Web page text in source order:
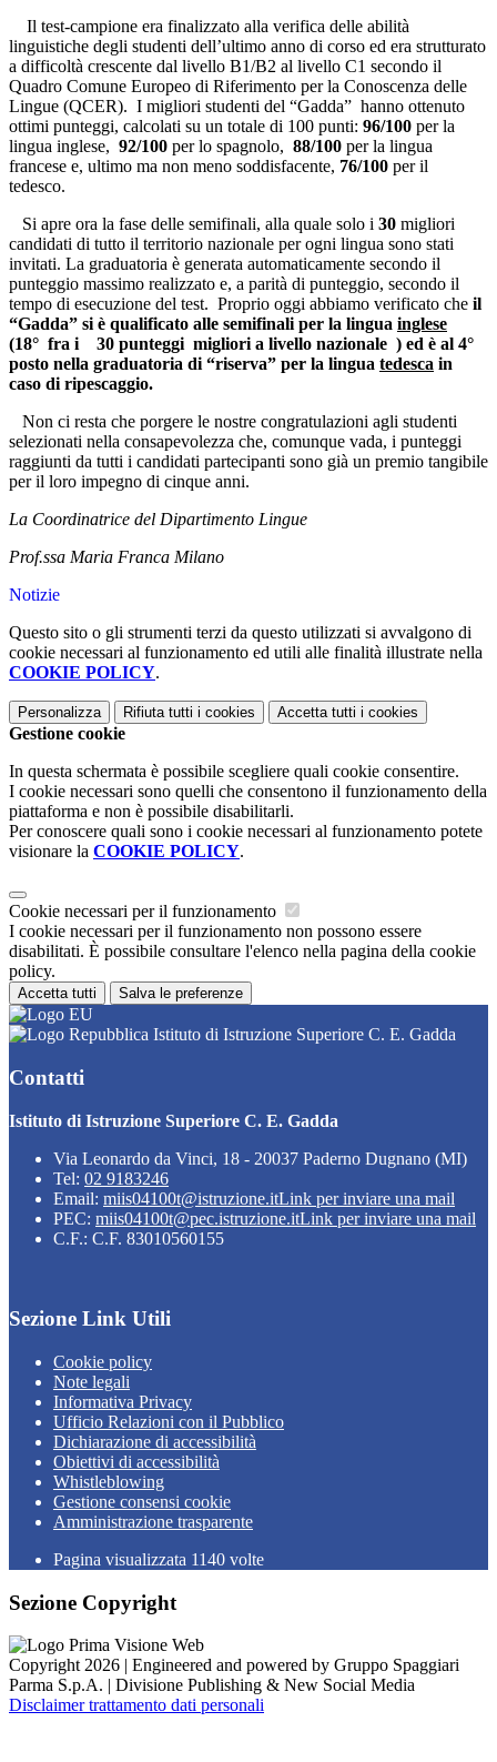
Il test-campione era finalizzato alla verifica delle abilità
linguistiche degli studenti dell’ultimo anno di corso ed era strutturato
a difficoltà crescente dal livello B1/B2 al livello C1 secondo il
Quadro Comune Europeo di Riferimento per la Conoscenza delle
Lingue (QCER). I migliori studenti del “Gadda” hanno ottenuto
ottimi punteggi, calcolati su un totale di 100 punti: 96/100 per la
lingua inglese, 92/100 per lo spagnolo, 88/100 per la lingua
francese e, ultimo ma non meno soddisfacente, 76/100 per il
tedesco.
Si apre ora la fase delle semifinali, alla quale solo i 30 migliori
candidati di tutto il territorio nazionale per ogni lingua sono stati
invitati. La graduatoria è generata automaticamente secondo il
punteggio massimo realizzato e, a parità di punteggio, secondo il
tempo di esecuzione del test. Proprio oggi abbiamo verificato che il
“Gadda” si è qualificato alle semifinali per la lingua inglese
(18° fra i 30 punteggi migliori a livello nazionale ) ed è al 4°
posto nella graduatoria di “riserva” per la lingua tedesca in
caso di ripescaggio.
Non ci resta che porgere le nostre congratulazioni agli studenti
selezionati nella consapevolezza che, comunque vada, i punteggi
raggiunti da tutti i candidati partecipanti sono già un premio tangibile
per il loro impegno di cinque anni.
La Coordinatrice del Dipartimento Lingue
Prof.ssa Maria Franca Milano
Notizie
Questo sito o gli strumenti terzi da questo utilizzati si avvalgono di
cookie necessari al funzionamento ed utili alle finalità illustrate nella
COOKIE POLICY.
Personalizza Rifiuta tutti i cookies Accetta tutti i cookies
Gestione cookie
In questa schermata è possibile scegliere quali cookie consentire.
I cookie necessari sono quelli che consentono il funzionamento della
piattaforma e non è possibile disabilitarli.
Per conoscere quali sono i cookie necessari al funzionamento potete
visionare la COOKIE POLICY.
Cookie necessari per il funzionamento
I cookie necessari per il funzionamento non possono essere
disabilitati. È possibile consultare l'elenco nella pagina della cookie
policy.
Accetta tutti Salva le preferenze
Istituto di Istruzione Superiore C. E. Gadda
Contatti
Istituto di Istruzione Superiore C. E. Gadda
Via Leonardo da Vinci, 18 - 20037 Paderno Dugnano (MI)
Tel: 02 9183246
Email: miis04100t@istruzione.itLink per inviare una mail
PEC: miis04100t@pec.istruzione.itLink per inviare una mail
C.F.: C.F. 83010560155
Sezione Link Utili
Cookie policy
Note legali
Informativa Privacy
Ufficio Relazioni con il Pubblico
Dichiarazione di accessibilità
Obiettivi di accessibilità
Whistleblowing
Gestione consensi cookie
Amministrazione trasparente
Pagina visualizzata 1140 volte
Sezione Copyright
Copyright 2026 | Engineered and powered by Gruppo Spaggiari
Parma S.p.A. | Divisione Publishing & New Social Media
Disclaimer trattamento dati personali